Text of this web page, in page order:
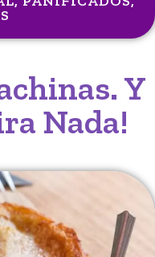
Y
Nada!